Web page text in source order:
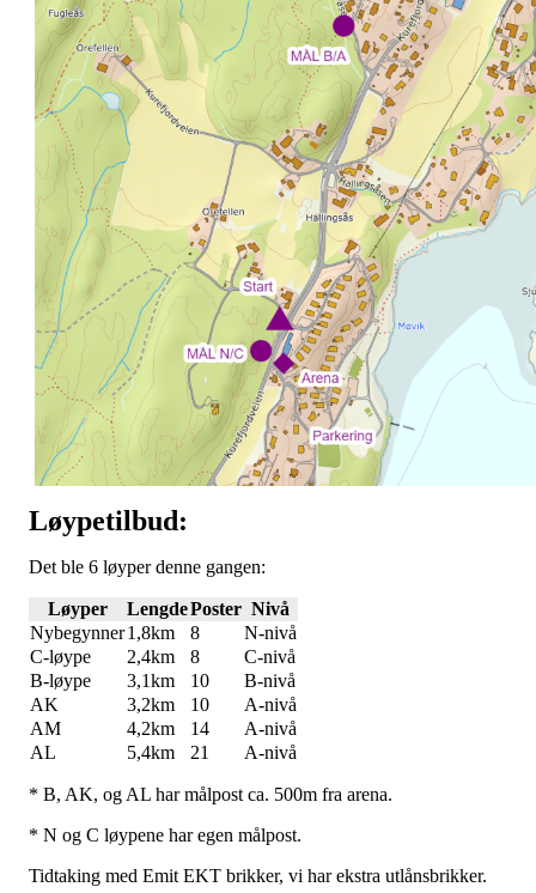
Løypetilbud:
Det ble 6 løyper denne gangen:
Løyper LengdePoster Nivå
Nybegynner1,8km 8
N-nivå
C-løype
2,4km 8
C-nivå
B-løype
3,1km 10
B-nivå
AK
3,2km 10
A-nivå
AM
4,2km 14
A-nivå
AL
5,4km 21 A-nivå
* B, AK, og AL har målpost ca. 500m fra arena.
* N og C løypene har egen målpost.
Tidtaking med Emit EKT brikker, vi har ekstra utlånsbrikker.